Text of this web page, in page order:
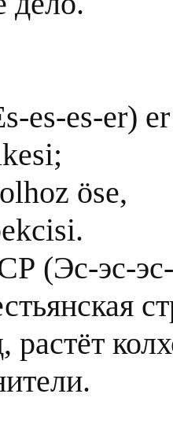
es-es-er)
öse,
(Эс-эс-
растёт